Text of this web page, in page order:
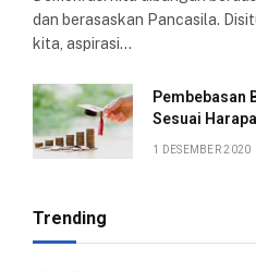
dan berasaskan Pancasila.
kita, aspirasi…
Pembebasan
Sesuai
1 DESEMBER 2020
Trending